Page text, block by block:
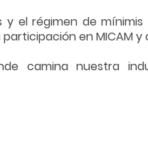
el régimen de mínimis
en MICAM
camina nuestra